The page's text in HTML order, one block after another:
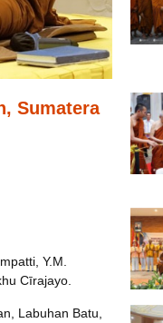
Sumatera
Y.M.
Cīrajayo.
Labuhan Batu,